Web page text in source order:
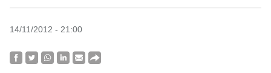
14/11/2012 - 21:00